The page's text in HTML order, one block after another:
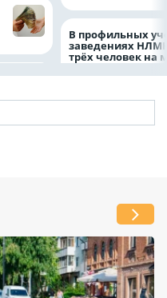
В профильных
заведениях
трёх человек на